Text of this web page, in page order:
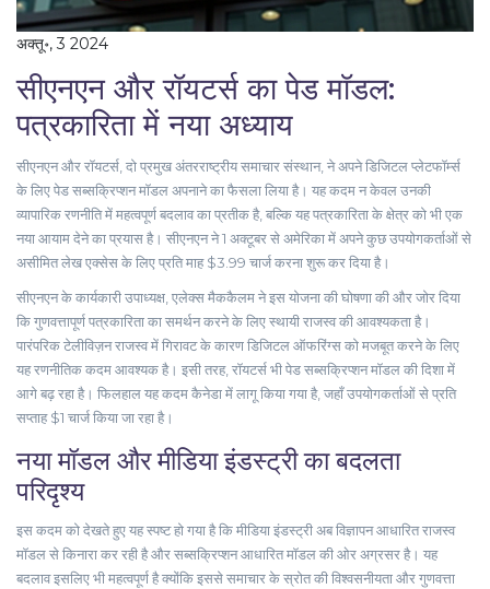
अक्तू॰, 3 2024
सीएनएन और रॉयटर्स का पेड मॉडल:
पत्रकारिता में नया अध्याय
सीएनएन और रॉयटर्स, दो प्रमुख अंतरराष्ट्रीय समाचार संस्थान, ने अपने डिजिटल प्लेटफॉर्म्स
के लिए पेड सब्सक्रिप्शन मॉडल अपनाने का फैसला लिया है। यह कदम न केवल उनकी
व्यापारिक रणनीति में महत्वपूर्ण बदलाव का प्रतीक है, बल्कि यह पत्रकारिता के क्षेत्र को भी एक
नया आयाम देने का प्रयास है। सीएनएन ने 1 अक्टूबर से अमेरिका में अपने कुछ उपयोगकर्ताओं से
असीमित लेख एक्सेस के लिए प्रति माह $3.99 चार्ज करना शुरू कर दिया है।
सीएनएन के कार्यकारी उपाध्यक्ष, एलेक्स मैककैलम ने इस योजना की घोषणा की और जोर दिया
कि गुणवत्तापूर्ण पत्रकारिता का समर्थन करने के लिए स्थायी राजस्व की आवश्यकता है।
पारंपरिक टेलीविज़न राजस्व में गिरावट के कारण डिजिटल ऑफरिंग्स को मजबूत करने के लिए
यह रणनीतिक कदम आवश्यक है। इसी तरह, रॉयटर्स भी पेड सब्सक्रिप्शन मॉडल की दिशा में
आगे बढ़ रहा है। फिलहाल यह कदम कैनेडा में लागू किया गया है, जहाँ उपयोगकर्ताओं से प्रति
सप्ताह $1 चार्ज किया जा रहा है।
नया मॉडल और मीडिया इंडस्ट्री का बदलता
परिदृश्य
इस कदम को देखते हुए यह स्पष्ट हो गया है कि मीडिया इंडस्ट्री अब विज्ञापन आधारित राजस्व
मॉडल से किनारा कर रही है और सब्सक्रिप्शन आधारित मॉडल की ओर अग्रसर है। यह
बदलाव इसलिए भी महत्वपूर्ण है क्योंकि इससे समाचार के स्रोत की विश्वसनीयता और गुणवत्ता